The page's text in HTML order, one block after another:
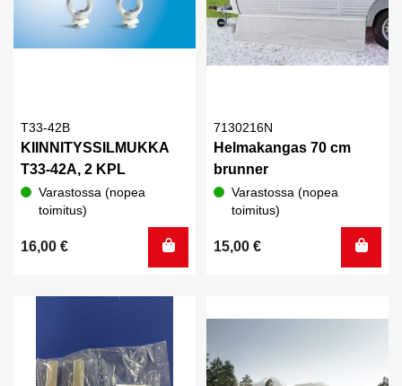
T33-42B
KIINNITYSSILMUKKA
T33-42A, 2 KPL
Varastossa (nopea
toimitus)
16,00 €
7130216N
Helmakangas 70 cm
brunner
Varastossa (nopea
toimitus)
15,00 €